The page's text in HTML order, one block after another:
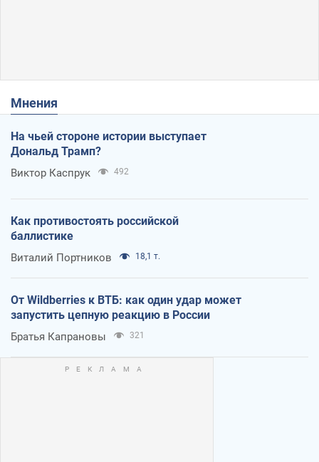
Мнения
На чьей стороне истории выступает
Дональд Трамп?
Виктор Каспрук 492
Как противостоять российской
баллистике
Виталий Портников 18,1 т.
От Wildberries к ВТБ: как один удар может
запустить цепную реакцию в России
Братья Капрановы 321